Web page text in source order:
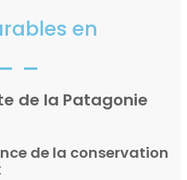
en
de la Patagonie
de la conservation